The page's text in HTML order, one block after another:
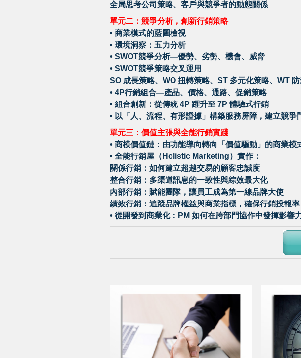
全局思考公司策略、客戶與競爭者的動態關係
單元二：競爭分析，創新行銷策略
• 商業模式的藍圖檢視
• 環境洞察：五力分析
• SWOT競爭分析—優勢、劣勢、機會、威脅
• SWOT競爭策略交叉運用
SO 成長策略、WO 扭轉策略、ST 多元化策略、WT
• 4P行銷組合—產品、價格、通路、促銷策略
• 組合創新：從傳統 4P 躍升至 7P 體驗式行銷
• 以「人、流程、有形證據」構築服務屏障，建立競爭
單元三：價值主張與全能行銷實踐
• 商模價值鏈：由功能導向轉向「價值驅動」的商業模
• 全能行銷屋（Holistic Marketing）實作：
關係行銷：如何建立超越交易的顧客忠誠度
整合行銷：多渠道訊息的一致性與綜效最大化
內部行銷：賦能團隊，讓員工成為第一線品牌大使
績效行銷：追蹤品牌權益與商業指標，確保行銷投報率
• 從開發到商業化：PM 如何在跨部門協作中發揮影響